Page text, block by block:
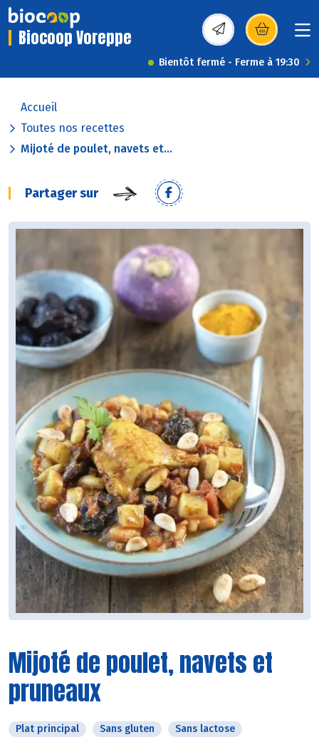
Biocoop Voreppe (s’ouvre dans une
Bientôt fermé - Ferme à 19:30
Accueil
Toutes nos recettes
Mijoté de poulet, navets et...
Partager sur
Mijoté de poulet, navets et
pruneaux
Plat principal Sans gluten
Sans lactose